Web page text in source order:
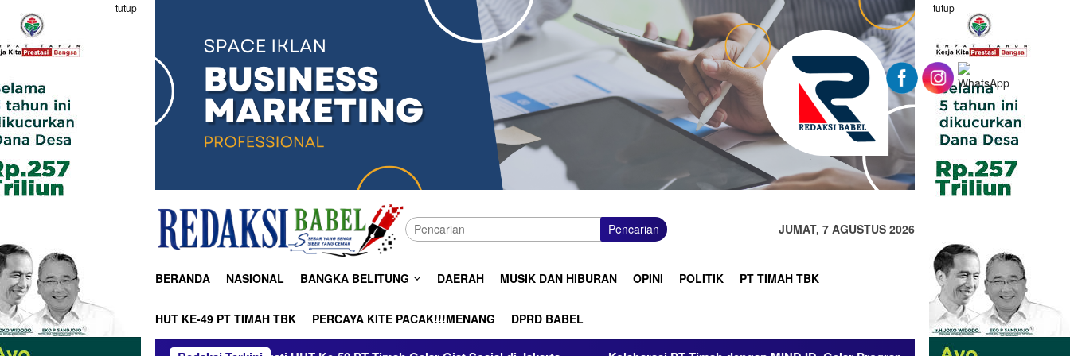
tutup tutup
Pencarian JUMAT, 7 AGUSTUS 2026
BERANDA NASIONAL BANGKA BELITUNG DAERAH MUSIK DAN HIBURAN OPINI POLITIK PT TIMAH TBK
HUT KE-49 PT TIMAH TBK PERCAYA KITE PACAK!!!MENANG DPRD BABEL